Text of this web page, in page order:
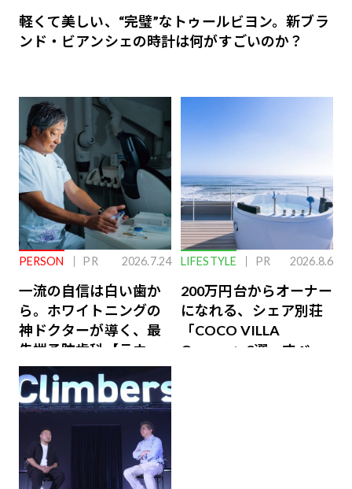
軽くて美しい、“完璧”なトゥールビヨン。新ブラ
ンド・ビアンシェの時計は何がすごいのか？
PERSON PR 2026.7.24
一流の自信は白い歯か
ら。ホワイトニングの
神ドクターが導く、最
先端予防歯科【ラウン
ジ会員特典あり】
LIFESTYLE PR 2026.8.6
200万円台からオーナー
になれる、シェア別荘
「COCO VILLA
Owners」3選。すべて